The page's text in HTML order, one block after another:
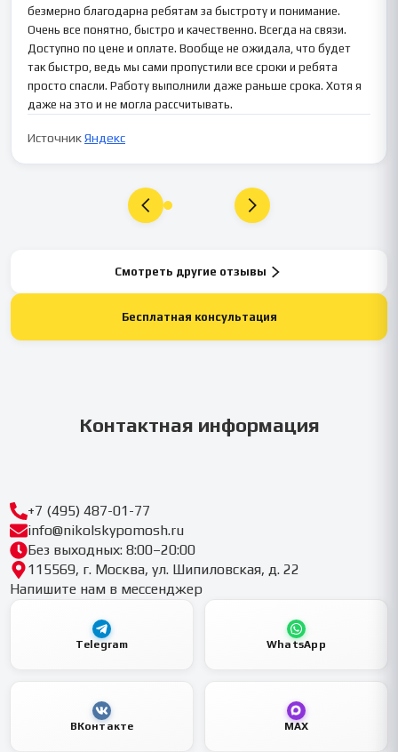
безмерно благодарна ребятам за быстроту и понимание.
Очень все понятно, быстро и качественно. Всегда на связи.
Доступно по цене и оплате. Вообще не ожидала, что будет
так быстро, ведь мы сами пропустили все сроки и ребята
просто спасли. Работу выполнили даже раньше срока. Хотя я
даже на это и не могла рассчитывать.
ИсточникЯндекс
Смотреть другие отзывы
Бесплатная консультация
Контактная информация
+7 (495) 487-01-77
info@nikolskypomosh.ru
Без выходных: 8:00–20:00
115569, г. Москва, ул. Шипиловская, д. 22
Напишите нам в мессенджер
Telegram WhatsApp
ВКонтакте MAX